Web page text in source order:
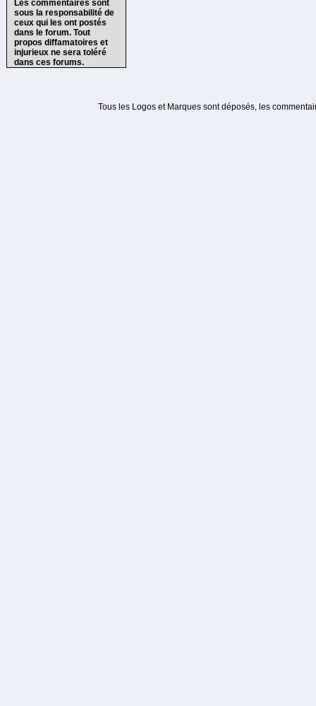
Les commentaires sont
sous la responsabilité de
ceux qui les ont postés
dans le forum. Tout
propos diffamatoires et
injurieux ne sera toléré
dans ces forums.
Tous les Logos et Marques sont déposés, les